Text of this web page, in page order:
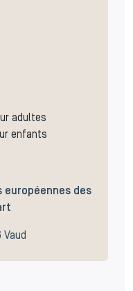
adultes
enfants
des
Vaud